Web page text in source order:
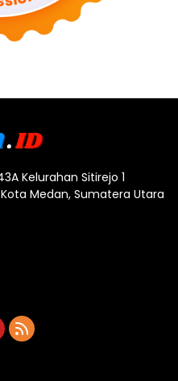
Kelurahan Sitirejo 1
Medan, Sumatera Utara